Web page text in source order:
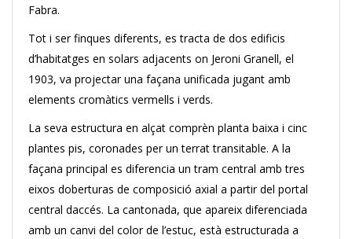
Fabra.
Tot i ser finques diferents, es tracta de dos edificis
d’habitatges en solars adjacents on Jeroni Granell, el
1903, va projectar una façana unificada jugant amb
elements cromàtics vermells i verds.
La seva estructura en alçat comprèn planta baixa i cinc
plantes pis, coronades per un terrat transitable. A la
façana principal es diferencia un tram central amb tres
eixos doberturas de composició axial a partir del portal
central daccés. La cantonada, que apareix diferenciada
amb un canvi del color de l’estuc, està estructurada a